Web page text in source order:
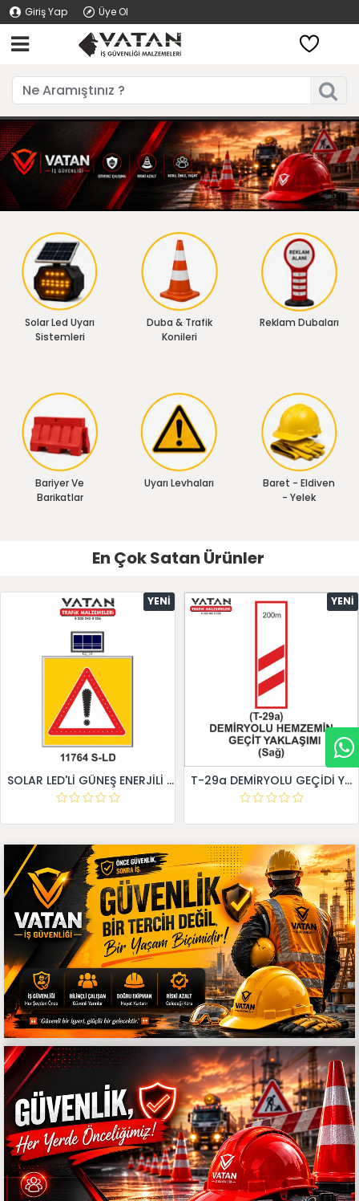
Giriş Yap Üye Ol
Solar Led Uyarı
Sistemleri
Duba & Trafik
Konileri
Reklam Dubaları
Bariyer Ve
Barikatlar
Uyarı Levhaları
Baret - Eldiven
- Yelek
En Çok Satan Ürünler
YENI
SOLAR LED'Lİ GÜNEŞ ENERJİLİ LEVHA
YENI
T-29a DEMİRYOLU GEÇİDİ YAKLAŞIM LEVHALARI (Sağ)